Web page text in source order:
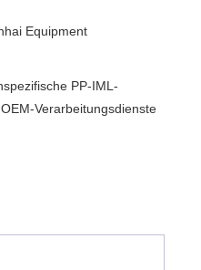
Equipment
PP-IML-
Verarbeitungsdienste